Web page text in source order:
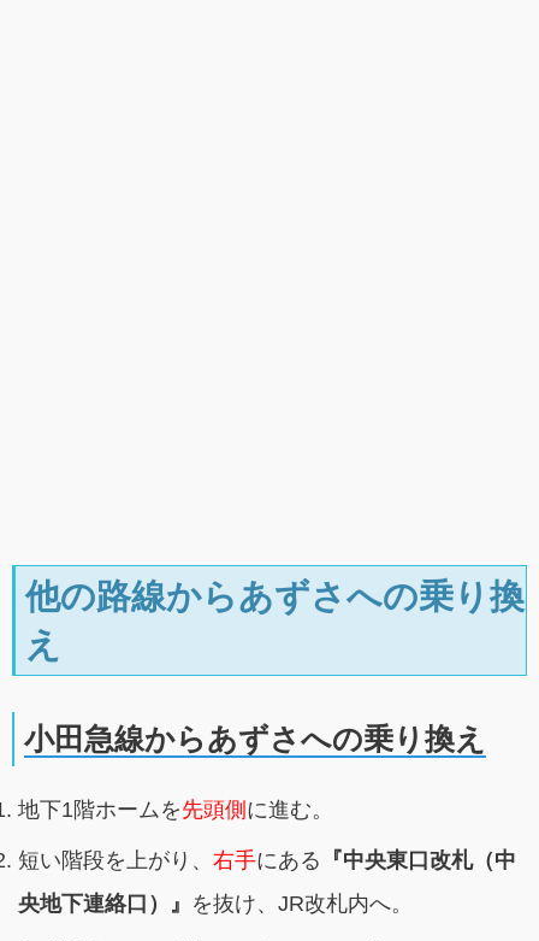
他の路線からあずさへの乗り換
え
小田急線からあずさへの乗り換え
地下1階ホームを先頭側 に進む。
短い階段を上がり、 右手にある 『中央東口改札（中
央地下連絡口）』 を抜け、JR改札内へ。